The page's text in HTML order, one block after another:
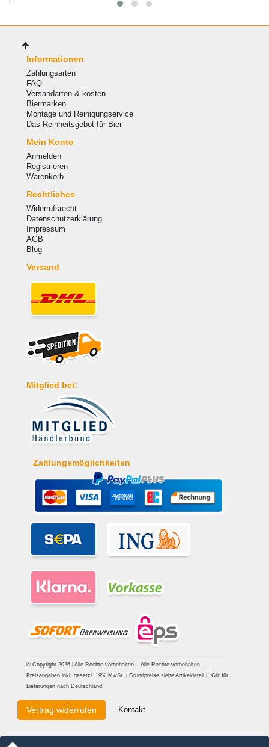
Informationen
Zahlungsarten
FAQ
Versandarten & kosten
Biermarken
Montage und Reinigungservice
Das Reinheitsgebot für Bier
Mein Konto
Anmelden
Registrieren
Warenkorb
Rechtliches
Widerrufsrecht
Datenschutzerklärung
Impressum
AGB
Blog
Versand
Mitglied bei:
Zahlungsmöglichkeiten
© Copyright 2026 | Alle Rechte vorbehalten. - Alle Rechte vorbehalten.
Preisangaben inkl. gesetzl. 19% MwSt. | Grundpreise siehe Artikeldetail | *Gilt für
Lieferungen nach Deutschland!
Vertrag widerrufen Kontakt